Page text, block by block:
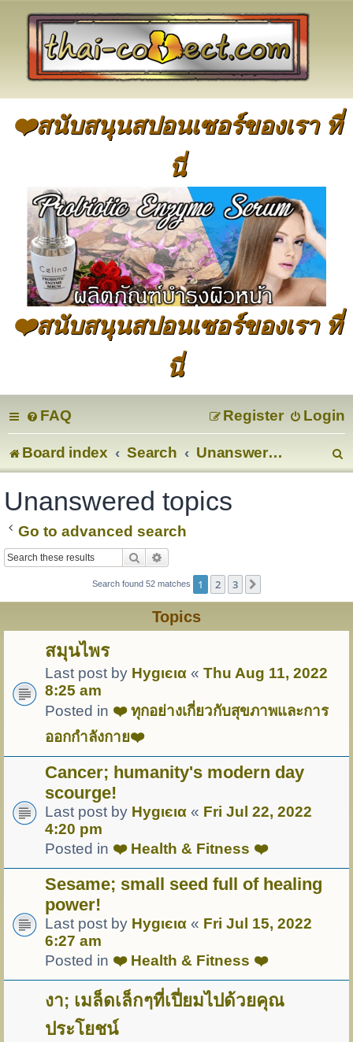
❤️สนับสนุนสปอนเซอร์ของเรา ที่
นี่
❤️สนับสนุนสปอนเซอร์ของเรา ที่
นี่
FAQ Login
Register
Board index Search Unanswered topics
Unanswered topics
Go to advanced search
Search
Search found 52 matches 1 2 3
Topics
สมุนไพร
Last post by Hуgιєια « Thu Aug 11, 2022
8:25 am
Posted in ❤️ ทุกอย่างเกี่ยวกับสุขภาพและการ
ออกกำลังกาย❤️
Cancer; humanity's modern day
scourge!
Last post by Hуgιєια « Fri Jul 22, 2022
4:20 pm
Posted in ❤️ Health & Fitness ❤️
Sesame; small seed full of healing
power!
Last post by Hуgιєια « Fri Jul 15, 2022
6:27 am
Posted in ❤️ Health & Fitness ❤️
งา; เมล็ดเล็กๆที่เปี่ยมไปด้วยคุณ
ประโยชน์